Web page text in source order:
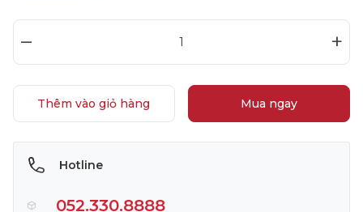
– +
Thêm vào giỏ hàng Mua ngay
Hotline
052.330.8888